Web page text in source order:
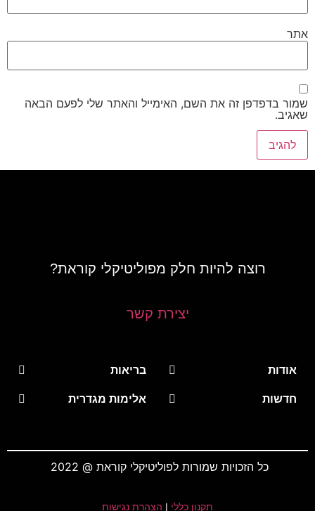
אתר
שמור בדפדפן זה את השם, האימייל והאתר שלי לפעם הבאה
שאגיב.
רוצה להיות חלק מפוליטיקלי קוראת?
יצירת קשר
אודות
חדשות
בריאות
אלימות מגדרית
כל הזכויות שמורות לפוליטיקלי קוראת @ 2022
תקנון כללי| הצהרת נגישות